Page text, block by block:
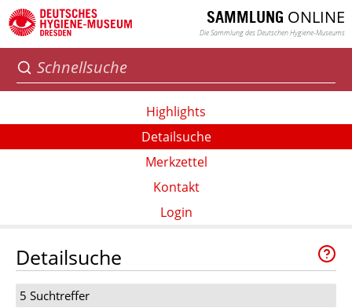
SAMMLUNG ONLINE
Die Sammlung des Deutschen Hygiene-Museums
Highlights
Detailsuche
Merkzettel
Kontakt
Login
Detailsuche
5 Suchtreffer